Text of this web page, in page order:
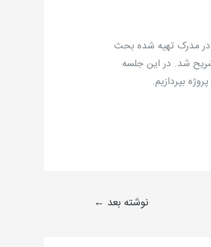
مدرک تهیه شده بحث
شد. در این جلسه
بپردازیم.
نوشته بعد ←